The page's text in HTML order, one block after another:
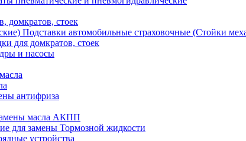
домкратов, стоек
Подставки автомобильные страховочные (Стойки
для домкратов, стоек
и насосы
антифриза
масла АКПП
для замены Тормозной жидкости
устройства